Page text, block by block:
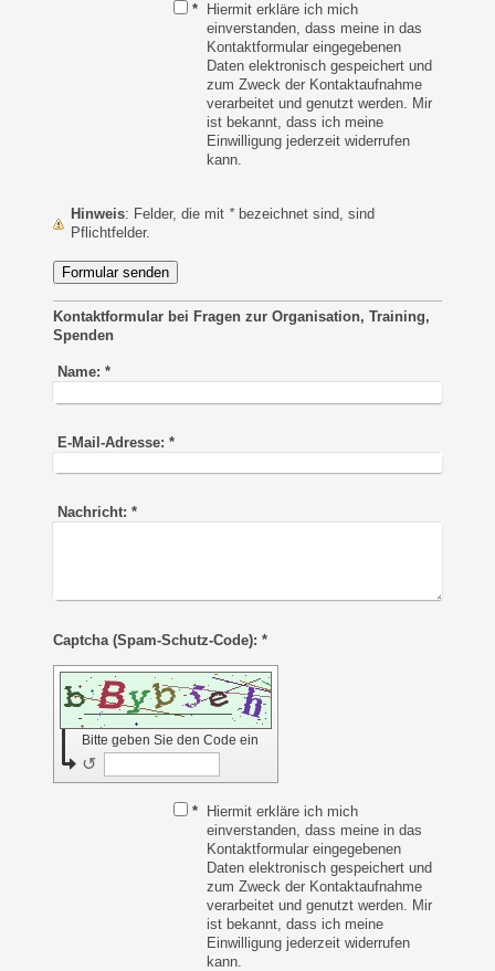
*
Hiermit erkläre ich mich
einverstanden, dass meine in das
Kontaktformular eingegebenen
Daten elektronisch gespeichert und
zum Zweck der Kontaktaufnahme
verarbeitet und genutzt werden. Mir
ist bekannt, dass ich meine
Einwilligung jederzeit widerrufen
kann.
Hinweis : Felder, die mit *bezeichnet sind, sind
Pflichtfelder.
Kontaktformular bei Fragen zur Organisation, Training,
Spenden
Name: *
E-Mail-Adresse: *
Nachricht: *
Captcha (Spam-Schutz-Code): *
Bitte geben Sie den Code ein
↺
*
Hiermit erkläre ich mich
einverstanden, dass meine in das
Kontaktformular eingegebenen
Daten elektronisch gespeichert und
zum Zweck der Kontaktaufnahme
verarbeitet und genutzt werden. Mir
ist bekannt, dass ich meine
Einwilligung jederzeit widerrufen
kann.